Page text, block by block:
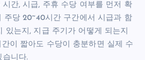
간, 시급, 주휴 수당 여부를 먼저 확
주당 20~40시간 구간에서 시급과 함
있는지, 지급 주기가 어떻게 되는지
이 짧아도 수당이 충분하면 실제 수
니다.